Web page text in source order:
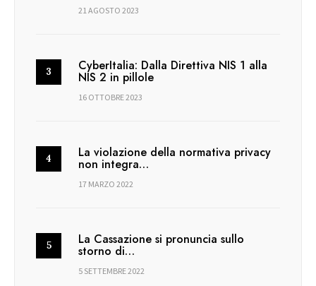
21 AGOSTO 2023
CyberItalia: Dalla Direttiva NIS 1 alla
NIS 2 in pillole
16 OTTOBRE 2023
La violazione della normativa privacy
non integra…
17 MARZO 2022
La Cassazione si pronuncia sullo
storno di…
5 SETTEMBRE 2022